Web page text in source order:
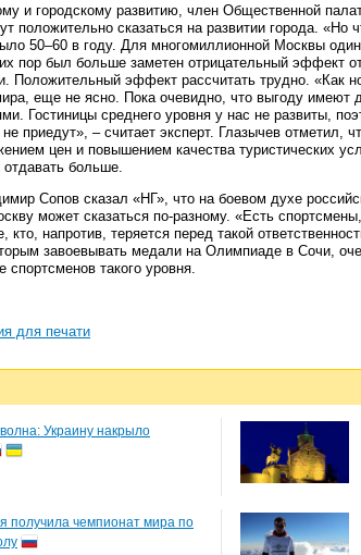
и городскому развитию, член Общественной
положительно сказаться на развитии города. «Но
50–60 в году. Для многомиллионной Москвы
пор был больше заметен отрицательный эффект
Положительный эффект рассчитать трудно. «Как
еще не ясно. Пока очевидно, что выгоду имеют
Гостиницы среднего уровня у нас не развиты,
приедут», – считает эксперт. Глазычев отметил,
цен и повышением качества туристических
больше.
Сопов сказал «НГ», что на боевом духе
может сказаться по-разному. «Есть
кто, напротив, теряется перед такой
завоевывать медали на Олимпиаде в Сочи,
такого уровня.
для печати
Украину накрыло
получила чемпионат мира по